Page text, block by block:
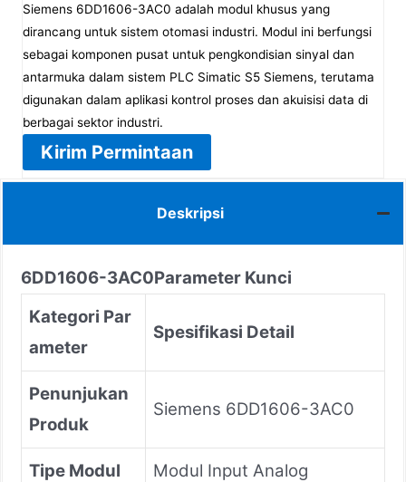
Siemens 6DD1606-3AC0 adalah modul khusus yang
dirancang untuk sistem otomasi industri. Modul ini berfungsi
sebagai komponen pusat untuk pengkondisian sinyal dan
antarmuka dalam sistem PLC Simatic S5 Siemens, terutama
digunakan dalam aplikasi kontrol proses dan akuisisi data di
berbagai sektor industri.
Kirim Permintaan
Deskripsi
6DD1606-3AC0Parameter Kunci
Kategori Par
ameter
Spesifikasi Detail
Penunjukan
Produk
Siemens 6DD1606-3AC0
Tipe Modul Modul Input Analog